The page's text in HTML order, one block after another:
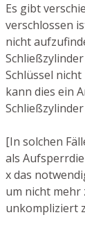
Es gibt
verschlossen
nicht
Schlüssel
kann dies ein
[In solchen
als
x das
um nicht mehr
unkompliziert